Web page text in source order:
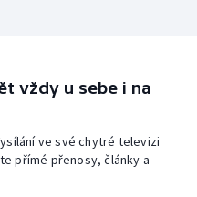
vždy u sebe i na
ve své chytré televizi
přímé přenosy, články a